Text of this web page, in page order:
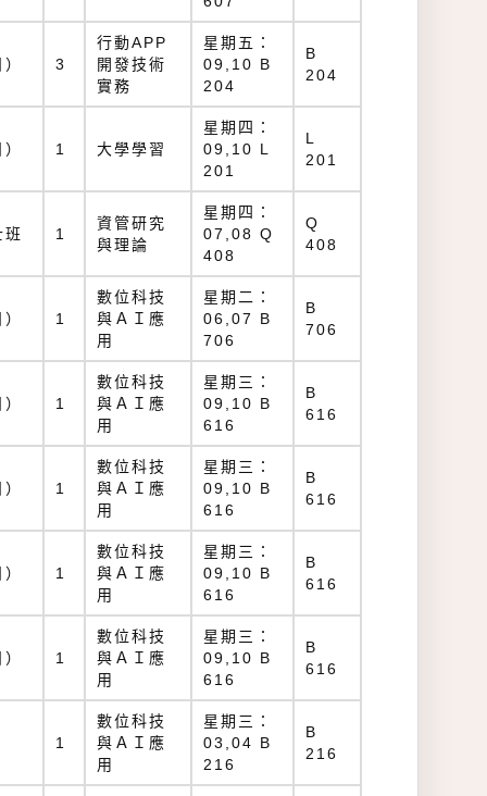
3
行動APP
開發技術
實務
星期五：
09,10 B
204
B
204
1 大學學習
星期四：
09,10 L
201
L
201
班 1
資管研究
與理論
星期四：
07,08 Q
408
Q
408
1
數位科技
與ＡＩ應
用
星期二：
06,07 B
706
B
706
1
數位科技
與ＡＩ應
用
星期三：
09,10 B
616
B
616
1
數位科技
與ＡＩ應
用
星期三：
09,10 B
616
B
616
1
數位科技
與ＡＩ應
用
星期三：
09,10 B
616
B
616
1
數位科技
與ＡＩ應
用
星期三：
09,10 B
616
B
616
1
數位科技
與ＡＩ應
用
星期三：
03,04 B
216
B
216